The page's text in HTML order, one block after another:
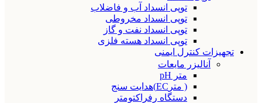
توپی انسداد آب و فاضلاب
توپی انسداد مخروطی
توپی انسداد نفت و گاز
توپی انسداد هسته فلزی
تجهیزات کنترل ایمنی
آنالیزر مایعات
متر pH
( مترEC)هدایت سنج
دستگاه رفراکتومتر